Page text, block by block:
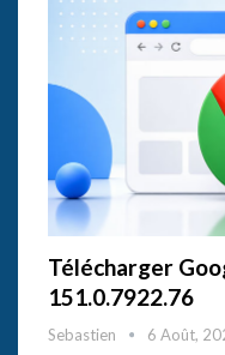
Télécharger
151.0.7922.76
Sebastien 6 Août,